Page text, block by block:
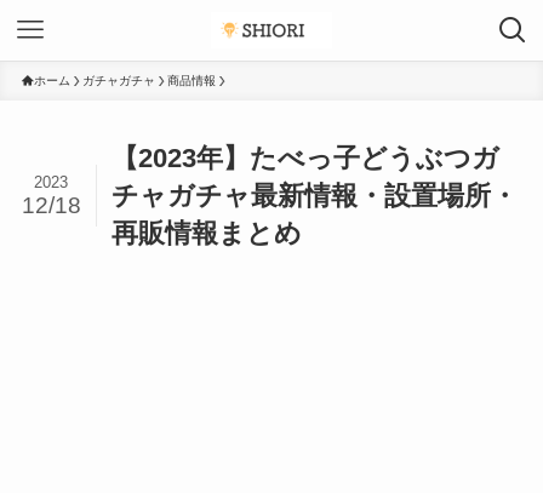
ホーム ガチャガチャ 商品情報
【2023年】たべっ子どうぶつガ
チャガチャ最新情報・設置場所・
再販情報まとめ
2023
12/18